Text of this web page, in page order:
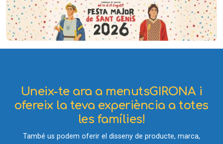
Uneix-te ara a menutsGIRONA i
ofereix la teva experiència a totes
les famílies!
També us podem oferir el disseny de producte, marca,